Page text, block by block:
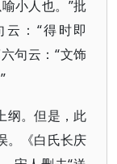
小人也。”批
：“得时即
句云：“文饰
纲。但是，此
。《白氏长庆